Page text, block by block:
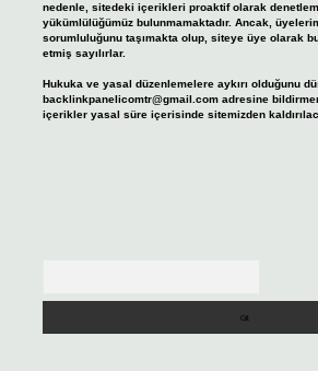
nedenle, sitedeki içerikleri proaktif olarak
yükümlülüğümüz bulunmamaktadır. Ancak,
sorumluluğunu taşımakta olup, siteye üye olarak
etmiş sayılırlar.
Hukuka ve yasal düzenlemelere aykırı olduğunu
backlinkpanelicomtr@gmail.comadresine
içerikler yasal süre içerisinde sitemizden